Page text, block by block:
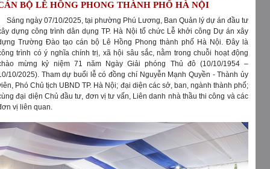
BỘ LÊ HỒNG PHONG THÀNH PHỐ HÀ NỘI
ngày 07/10/2025, tại phường Phú Lương, Ban Quản lý dự án đầu tư
dựng công trình dân dụng TP. Hà Nội tổ chức Lễ khởi công Dự án xây
Trường Đào tạo cán bộ Lê Hồng Phong thành phố Hà Nội. Đây là
trình có ý nghĩa chính trị, xã hội sâu sắc, nằm trong chuỗi hoạt động
mừng kỷ niệm 71 năm Ngày Giải phóng Thủ đô (10/10/1954 –
10/2025). Tham dự buổi lễ có đồng chí Nguyễn Mạnh Quyền - Thành ủy
Phó Chủ tịch UBND TP. Hà Nội; đại diện các sở, ban, ngành thành phố;
đại diện Chủ đầu tư, đơn vị tư vấn, Liên danh nhà thầu thi công và các
vị liên quan.